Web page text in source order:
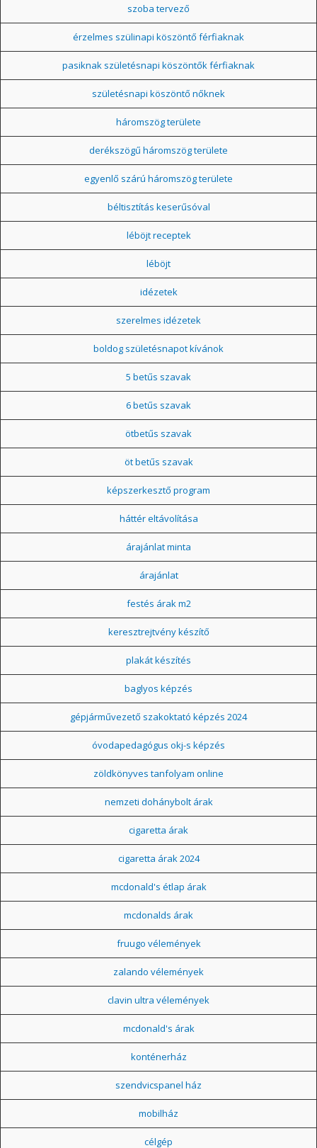
szoba tervező
érzelmes szülinapi köszöntő férfiaknak
pasiknak születésnapi köszöntők férfiaknak
születésnapi köszöntő nőknek
háromszög területe
derékszögű háromszög területe
egyenlő szárú háromszög területe
béltisztítás keserűsóval
léböjt receptek
léböjt
idézetek
szerelmes idézetek
boldog születésnapot kívánok
5 betűs szavak
6 betűs szavak
ötbetűs szavak
öt betűs szavak
képszerkesztő program
háttér eltávolítása
árajánlat minta
árajánlat
festés árak m2
keresztrejtvény készítő
plakát készítés
baglyos képzés
gépjárművezető szakoktató képzés 2024
óvodapedagógus okj-s képzés
zöldkönyves tanfolyam online
nemzeti dohánybolt árak
cigaretta árak
cigaretta árak 2024
mcdonald's étlap árak
mcdonalds árak
fruugo vélemények
zalando vélemények
clavin ultra vélemények
mcdonald's árak
konténerház
szendvicspanel ház
mobilház
célgép